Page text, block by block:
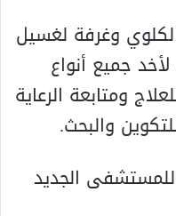
الكلوي وغرفة لغسيل
– 24 غرفة لأخد جميع أنواع
– 41 غرفة للعلاج ومتابعة الرعاية
للمستشفى الجديد